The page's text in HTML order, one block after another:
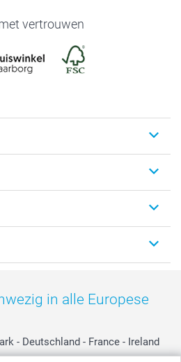
vertrouwen
in alle Europese
- Deutschland - France - Ireland